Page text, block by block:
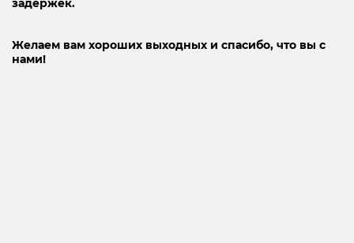
задержек.
Желаем вам хороших выходных и спасибо, что вы с
нами!